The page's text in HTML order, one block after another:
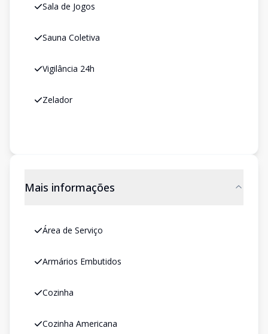
Sala de Jogos
Sauna Coletiva
Vigilância 24h
Zelador
Mais informações
Área de Serviço
Armários Embutidos
Cozinha
Cozinha Americana